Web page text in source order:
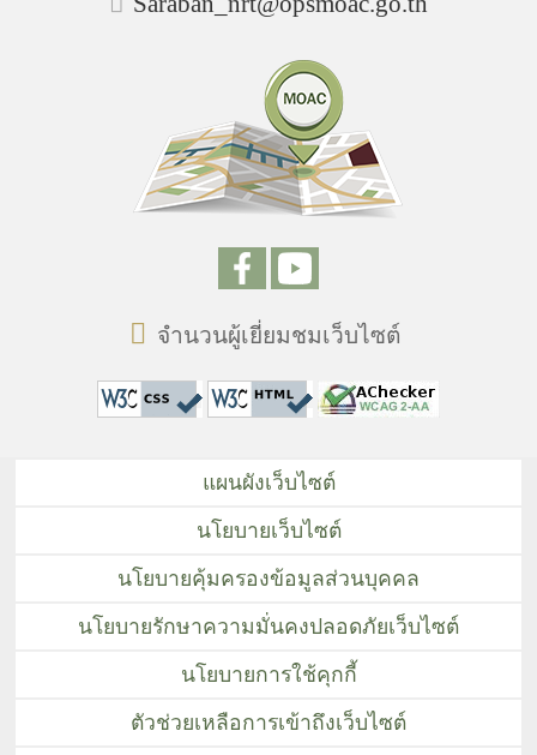
จำนวนผู้เยี่ยมชมเว็บไซต์
แผนผังเว็บไซต์
นโยบายเว็บไซต์
นโยบายคุ้มครองข้อมูลส่วนบุคคล
นโยบายรักษาความมั่นคงปลอดภัยเว็บไซต์
นโยบายการใช้คุกกี้
ตัวช่วยเหลือการเข้าถึงเว็บไซต์